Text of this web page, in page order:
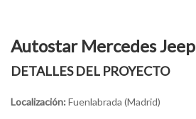
Autostar Mercedes Jeep
DETALLES DEL PROYECTO
Localización: Fuenlabrada (Madrid)